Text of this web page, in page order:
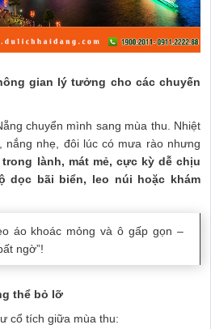
gian lý tưởng cho các chuyến
chuyển mình sang mùa thu. Nhiệt
nắng nhẹ, đôi lúc có mưa rào nhưng
lành, mát mẻ, cực kỳ dễ chịu
dọc bãi biển, leo núi hoặc khám
áo khoác mỏng và ô gấp gọn –
ngờ”!
thể bỏ lỡ
cổ tích giữa mùa thu: